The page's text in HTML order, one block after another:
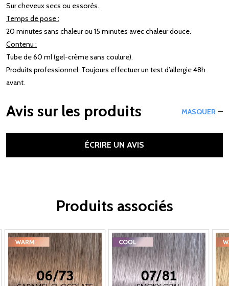
Sur cheveux secs ou essorés.
Temps de pose :
20 minutes sans chaleur ou 15 minutes avec chaleur douce.
Contenu :
Tube de 60 ml (gel-crème sans coulure).
Produits professionnel. Toujours effectuer un test d’allergie 48h
avant.
Avis sur les produits MASQUER
ÉCRIRE UN AVIS
Produits associés